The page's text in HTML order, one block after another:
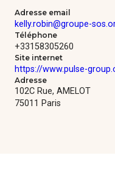
Formations
Communautés de
Expérimentations
Évènements
Adresse email
kelly.robin@groupe-
Téléphone
+33158305260
Site internet
https://www.pulse-
Adresse
102C Rue, AMELOT
75011 Paris